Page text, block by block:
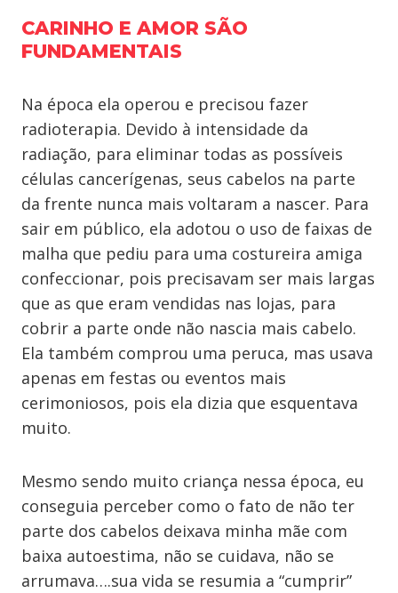
CARINHO E AMOR SÃO
FUNDAMENTAIS
Na época ela operou e precisou fazer
radioterapia. Devido à intensidade da
radiação, para eliminar todas as possíveis
células cancerígenas, seus cabelos na parte
da frente nunca mais voltaram a nascer. Para
sair em público, ela adotou o uso de faixas de
malha que pediu para uma costureira amiga
confeccionar, pois precisavam ser mais largas
que as que eram vendidas nas lojas, para
cobrir a parte onde não nascia mais cabelo.
Ela também comprou uma peruca, mas usava
apenas em festas ou eventos mais
cerimoniosos, pois ela dizia que esquentava
muito.
Mesmo sendo muito criança nessa época, eu
conseguia perceber como o fato de não ter
parte dos cabelos deixava minha mãe com
baixa autoestima, não se cuidava, não se
arrumava….sua vida se resumia a “cumprir”